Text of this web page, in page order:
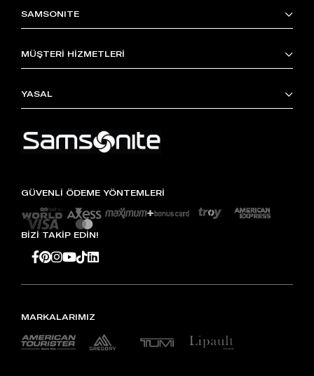
SAMSONITE
MÜŞTERİ HİZMETLERİ
YASAL
GÜVENLİ ÖDEME YÖNTEMLERİ
BİZİ TAKİP EDİN!
MARKALARIMIZ